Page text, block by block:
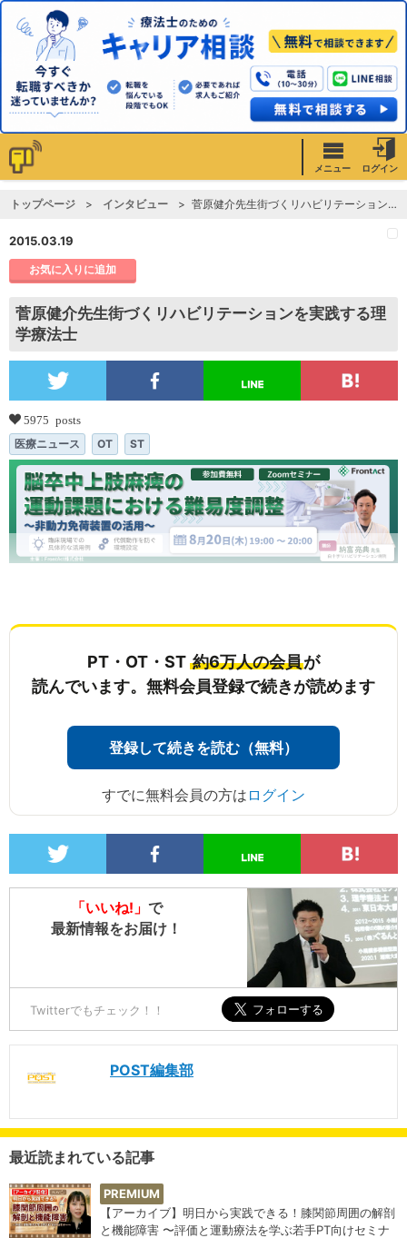
メニュー ログイン
トップページ インタビュー 菅原健介先生街づくリハビリテーションを実践する理学療法士
2015.03.19
お気に入りに追加
菅原健介先生街づくリハビリテーションを実践する理
学療法士
5975 posts
医療ニュース OT ST
PT・OT・ST 約6万人の会員が
読んでいます。無料会員登録で続きが読めます
登録して続きを読む（無料）
すでに無料会員の方は ログイン
「いいね!」 で
最新情報をお届け！
Twitterでもチェック！！
POST編集部
最近読まれている記事
PREMIUM
【アーカイブ】明日から実践できる！膝関節周囲の解剖
と機能障害 〜評価と運動療法を学ぶ若手PT向けセミナ